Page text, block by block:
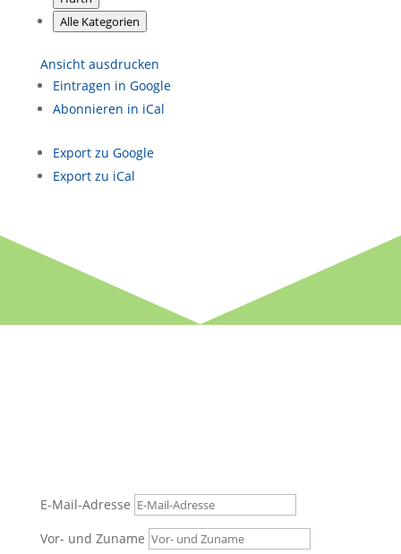
Alle Kategorien
Ansichtausdrucken
Eintragen in Google
Abonnieren in iCal
Export zu Google
Export zu iCal
E-Mail-Adresse
Vor- und Zuname